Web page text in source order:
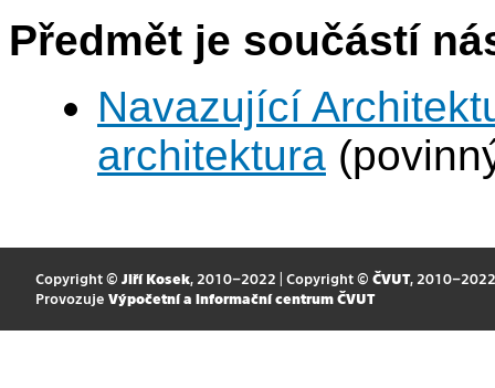
Předmět je součástí
Navazující
architektura
Copyright © Jiří Kosek, 2010–2022 | Copyright © ČVUT, 2010–2022
Provozuje Výpočetní a informační centrum ČVUT